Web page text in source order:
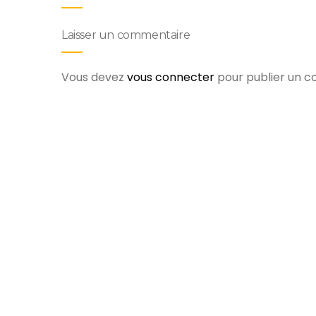
Laisser un commentaire
Vous devez vous connecter pour publier un